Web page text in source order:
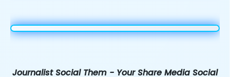
Journalist Social Them - Your Share Media Social